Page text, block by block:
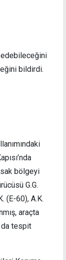
edebileceğini
bildirdi.
bölgeyi
G.G.
(E-60), A.K.
araçta
da tespit